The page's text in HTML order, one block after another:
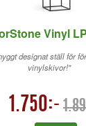
Vinyl
designat ställ för
vinylskivor!"
1.750:-